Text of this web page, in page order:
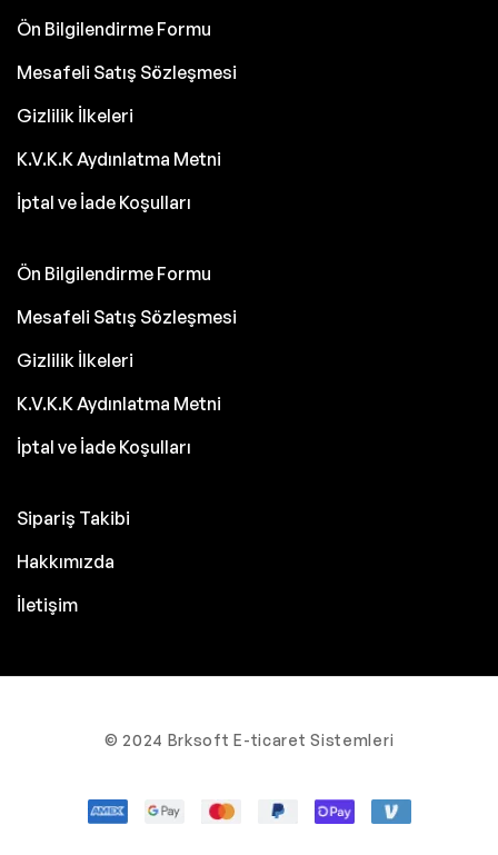
Ön Bilgilendirme Formu
Mesafeli Satış Sözleşmesi
Gizlilik İlkeleri
K.V.K.K Aydınlatma Metni
İptal ve İade Koşulları
Ön Bilgilendirme Formu
Mesafeli Satış Sözleşmesi
Gizlilik İlkeleri
K.V.K.K Aydınlatma Metni
İptal ve İade Koşulları
Sipariş Takibi
Hakkımızda
İletişim
© 2024 Brksoft E-ticaret Sistemleri